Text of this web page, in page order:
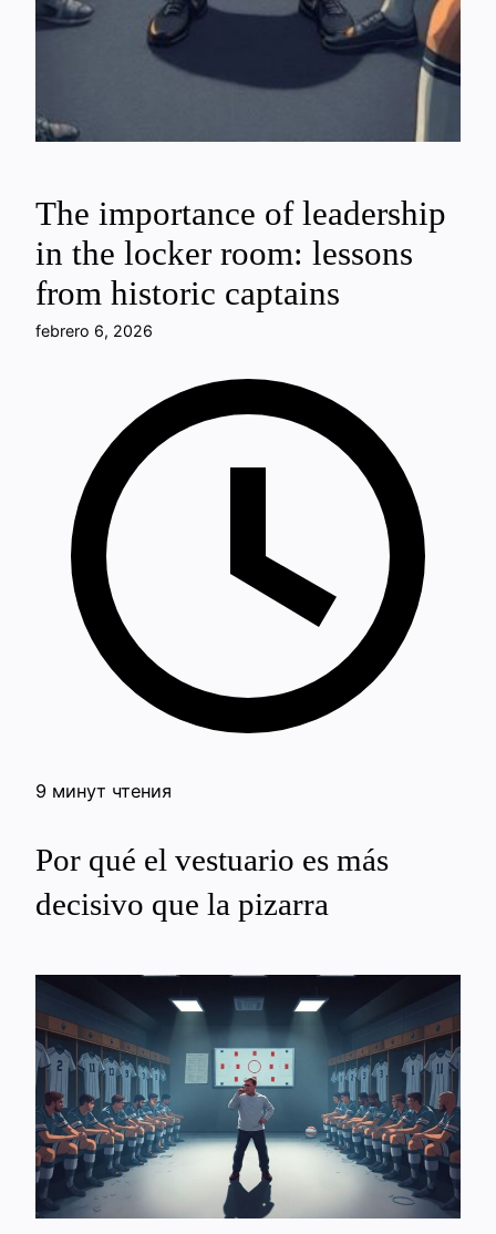
The importance of leadership
in the locker room: lessons
from historic captains
febrero 6, 2026
9 минут чтения
Por qué el vestuario es más
decisivo que la pizarra